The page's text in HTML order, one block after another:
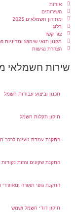
אודות
השירותים
מחירון חשמלאים 2025
בלוג
צור קשר
תקנון תנאי שימוש ומדיניות
הצהרת נגישות
שירות חשמלאי
תכנון וביצוע עבודות חשמל
תיקון תקלות חשמל
התקנת עמדת טעינה לרכב
התקנת שקעים והזזת
התקנת גופי תאורה
תיקון דודי חשמל ושמש